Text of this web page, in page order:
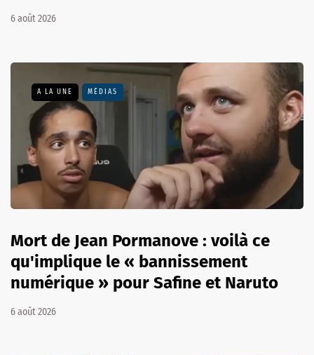
6 août 2026
A LA UNE MÉDIAS
Mort de Jean Pormanove : voilà ce
qu'implique le « bannissement
numérique » pour Safine et Naruto
6 août 2026